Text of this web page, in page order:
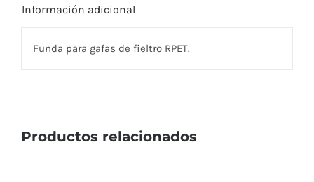
Información adicional
Funda para gafas de fieltro RPET.
Productos relacionados